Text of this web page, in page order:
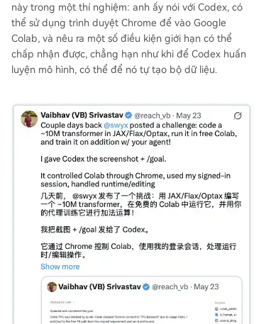
này trong một thí nghiệm: anh ấy nói với Codex, có
thể sử dụng trình duyệt Chrome để vào Google
Colab, và nêu ra một số điều kiện giới hạn có thể
chấp nhận được, chẳng hạn như khi để Codex huấn
luyện mô hình, có thể để nó tự tạo bộ dữ liệu.